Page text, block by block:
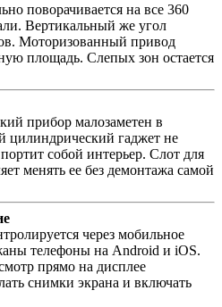
поворачивается на все 360
Вертикальный же угол
Моторизованный привод
площадь. Слепых зон остается
прибор малозаметен в
гаджет не
портит собой интерьер. Слот для
менять ее без демонтажа самой
через мобильное
телефоны на Android и iOS.
прямо на дисплее
снимки экрана и включать